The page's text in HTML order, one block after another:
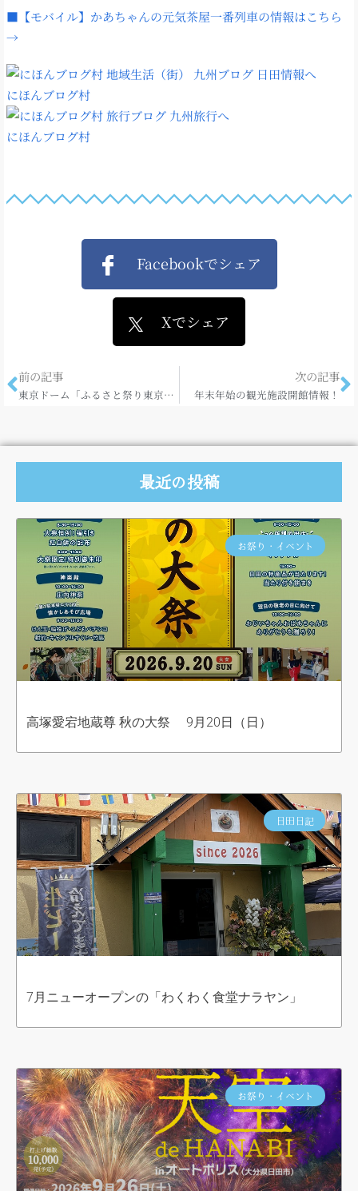
■【モバイル】かあちゃんの元気茶屋一番列車の情報はこちら
→
にほんブログ村
にほんブログ村
Facebookでシェア
Xでシェア
前の記事
東京ドーム「ふるさと祭り東京」に「こだわり大分」出展!!
次の記事
年末年始の観光施設開館情報！
最近の投稿
お祭り・イベント
高塚愛宕地蔵尊 秋の大祭 9月20日（日）
日田日記
7月ニューオープンの「わくわく食堂ナラヤン」
お祭り・イベント